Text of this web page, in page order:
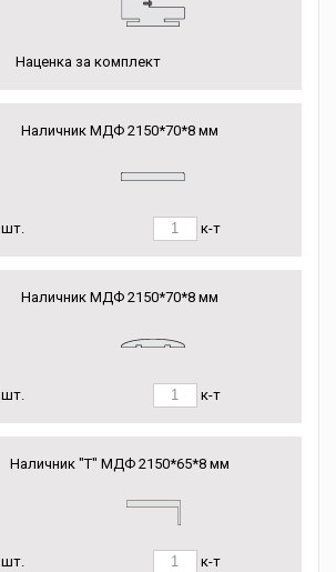
Наценка за комплект
Наличник МДФ 2150*70*8 мм
шт. к-т
Наличник МДФ 2150*70*8 мм
шт. к-т
Наличник "Т" МДФ 2150*65*8 мм
шт. к-т